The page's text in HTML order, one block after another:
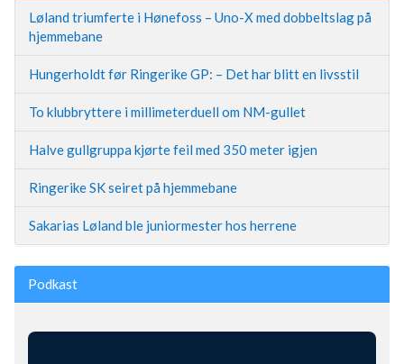
Løland triumferte i Hønefoss – Uno-X med dobbeltslag på
hjemmebane
Hungerholdt før Ringerike GP: – Det har blitt en livsstil
To klubbryttere i millimeterduell om NM-gullet
Halve gullgruppa kjørte feil med 350 meter igjen
Ringerike SK seiret på hjemmebane
Sakarias Løland ble juniormester hos herrene
Podkast